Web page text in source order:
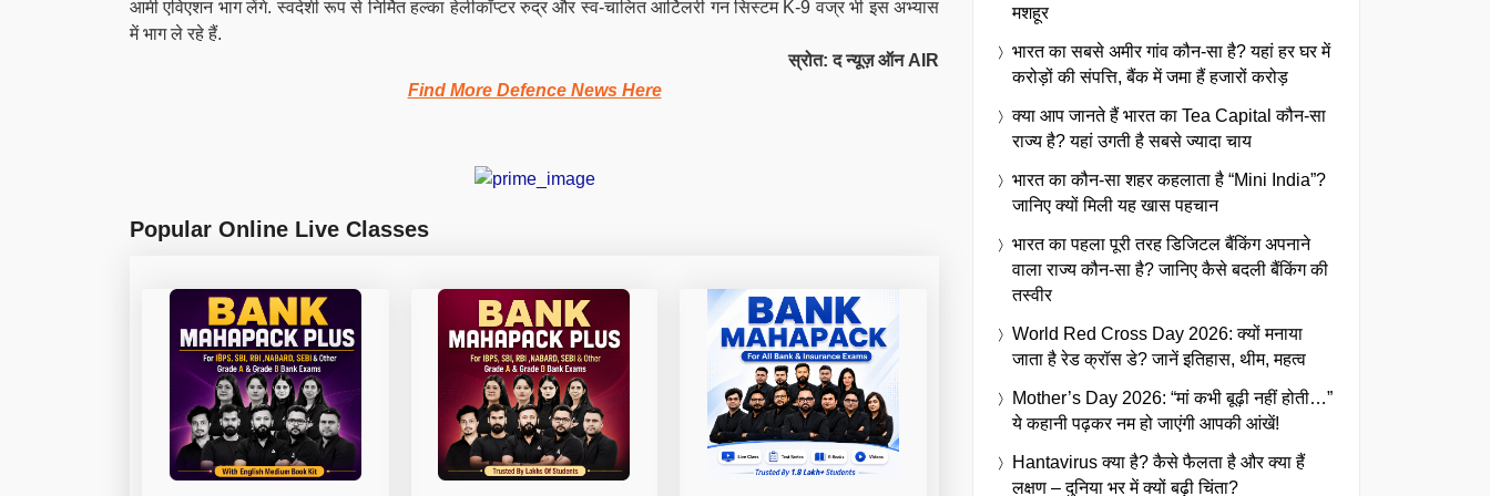
आर्मी एविएशन भाग लेंगे. स्वदेशी रूप से निर्मित हल्का हेलीकॉप्टर रुद्र और स्व-चालित आर्टिलरी गन सिस्टम K-9 वज्र भी इस अभ्यास
में भाग ले रहे हैं.
स्रोत: द न्यूज़ ऑन AIR
Find More Defence News Here
Popular Online Live Classes
मशहूर
भारत का सबसे अमीर गांव कौन-सा है? यहां हर घर में
करोड़ों की संपत्ति, बैंक में जमा हैं हजारों करोड़
क्या आप जानते हैं भारत का Tea Capital कौन-सा
राज्य है? यहां उगती है सबसे ज्यादा चाय
भारत का कौन-सा शहर कहलाता है “Mini India”?
जानिए क्यों मिली यह खास पहचान
भारत का पहला पूरी तरह डिजिटल बैंकिंग अपनाने
वाला राज्य कौन-सा है? जानिए कैसे बदली बैंकिंग की
तस्वीर
World Red Cross Day 2026: क्यों मनाया
जाता है रेड क्रॉस डे? जानें इतिहास, थीम, महत्व
Mother’s Day 2026: “मां कभी बूढ़ी नहीं होती…”
ये कहानी पढ़कर नम हो जाएंगी आपकी आंखें!
Hantavirus क्या है? कैसे फैलता है और क्या हैं
लक्षण – दुनिया भर में क्यों बढ़ी चिंता?